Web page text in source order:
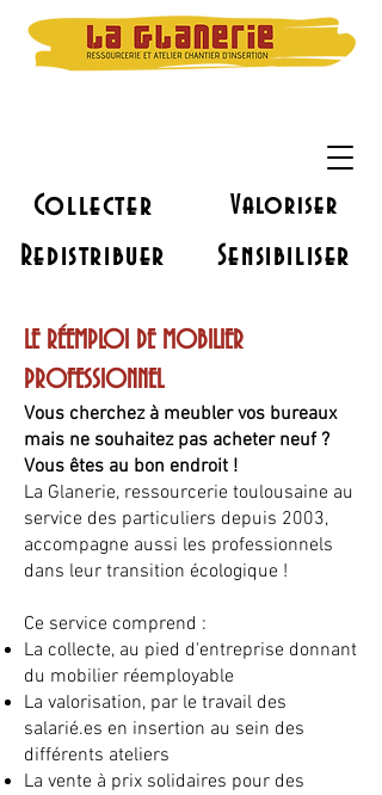
Collecter Valoriser
Redistribuer Sensibiliser
LE RÉEMPLOI DE MOBILIER
PROFESSIONNEL
Vous cherchez à meubler vos bureaux
mais ne souhaitez pas acheter neuf ?
Vous êtes au bon endroit !
La Glanerie, ressourcerie toulousaine au
service des particuliers depuis 2003,
accompagne aussi les professionnels
dans leur transition écologique !
Ce service comprend :
La collecte, au pied d'entreprise donnant
du mobilier réemployable
La valorisation, par le travail des
salarié.es en insertion au sein des
différents ateliers
La vente à prix solidaires pour des